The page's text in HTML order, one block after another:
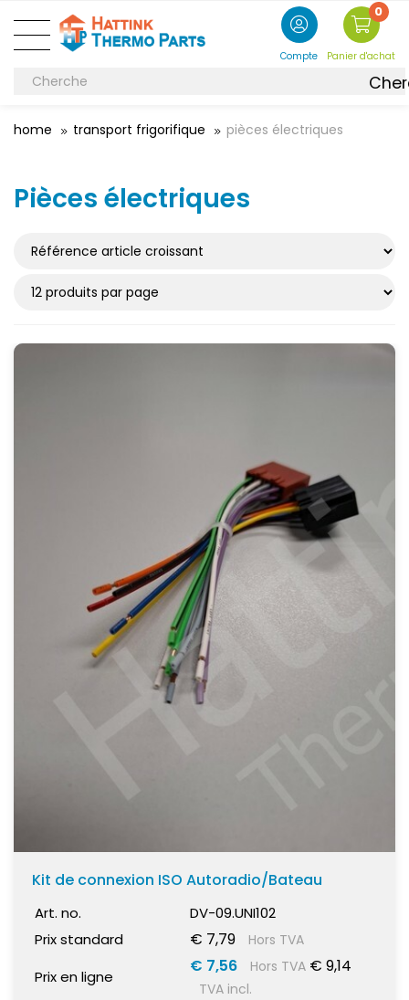
Compte
0
Panier d'achat
home transport frigorifique pièces électriques
Pièces électriques
Kit de connexion ISO Autoradio/Bateau
Art. no.
DV-09.UNI102
Prix standard
€ 7,79 Hors TVA
Prix en ligne
€ 7,56 Hors TVA € 9,14
TVA incl.